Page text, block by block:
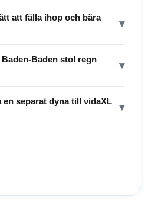
att fälla ihop och bära
▾
Baden stol regn
▾
en separat dyna till vidaXL
▾